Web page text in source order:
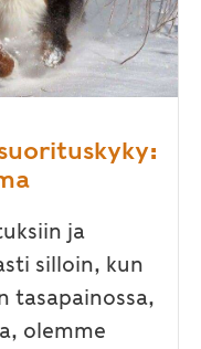
ja
silloin, kun
tasapainossa,
olemme